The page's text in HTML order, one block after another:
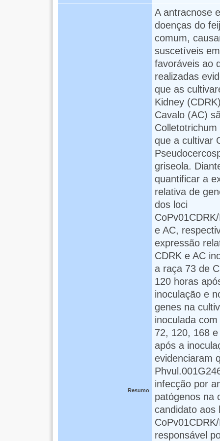
Resumo
A antracnose
doenças do
comum,
suscetíveis
favoráveis ao
realizadas
que as
Kidney
Cavalo (AC)
que a cultivar
griseola.
quantificar a
relativa de
dos loci
e AC,
expressão
CDRK e AC
a raça 73 de
120 horas
inoculação e
genes na
inoculada
72, 120, 168
após a
evidenciaram
infecção por
patógenos na
candidato aos
responsável